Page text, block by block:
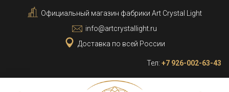
Официальный магазин фабрики Art Crystal Light
info@artcrystallight.ru
Доставка по всей России
Тел: +7 926-002-63-43